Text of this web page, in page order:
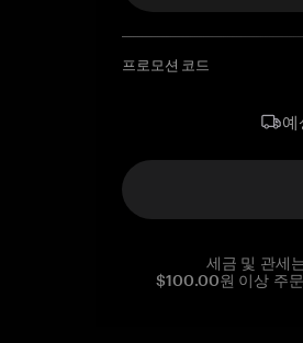
프로모션 코드
예
세금 및 관세
$100.00원 이상 주